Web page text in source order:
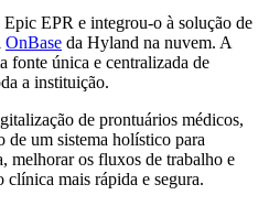
EPR e integrou-o à solução de
OnBase da Hyland na nuvem. A
fonte única e centralizada de
a instituição.
de prontuários médicos,
de um sistema holístico para
melhorar os fluxos de trabalho e
clínica mais rápida e segura.